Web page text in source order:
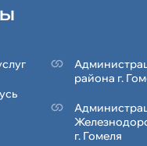
района г.
г. Гомеля